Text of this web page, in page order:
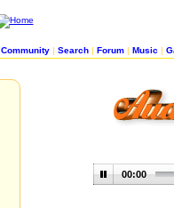
Community | Search | Forum | Music |
00:00